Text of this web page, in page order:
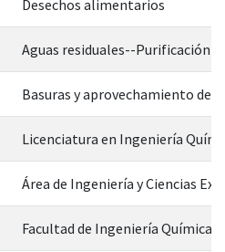
Desechos alimentarios
Aguas residuales--Purificación
Basuras y aprovechamiento de
Licenciatura en Ingeniería
Área de Ingeniería y Ciencias
Facultad de Ingeniería Química